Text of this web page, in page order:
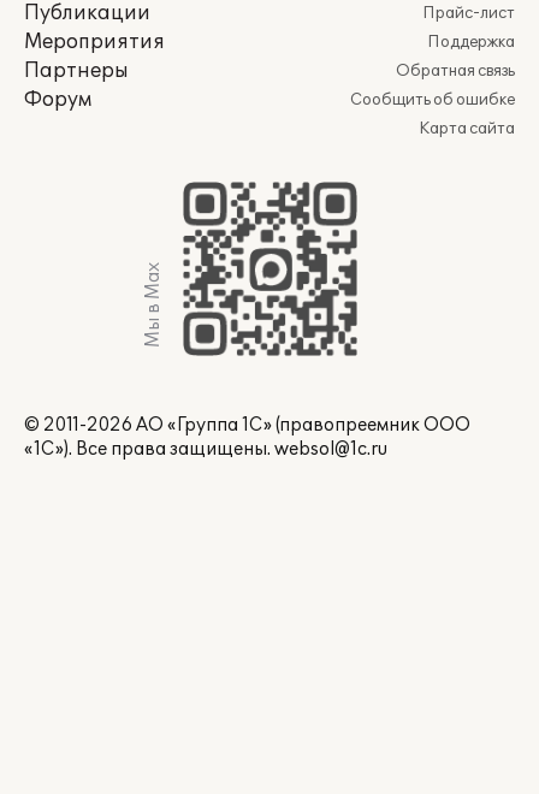
Публикации
Мероприятия
Партнеры
Форум
Прайс-лист
Поддержка
Обратная связь
Сообщить об ошибке
Карта сайта
Мы в Max
© 2011-2026 АО «Группа 1С» (правопреемник ООО
«1С»). Все права защищены. websol@1c.ru